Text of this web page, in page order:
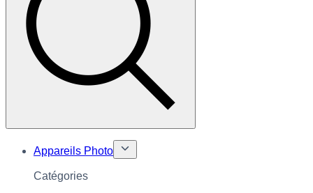
Appareils Photo
Catégories